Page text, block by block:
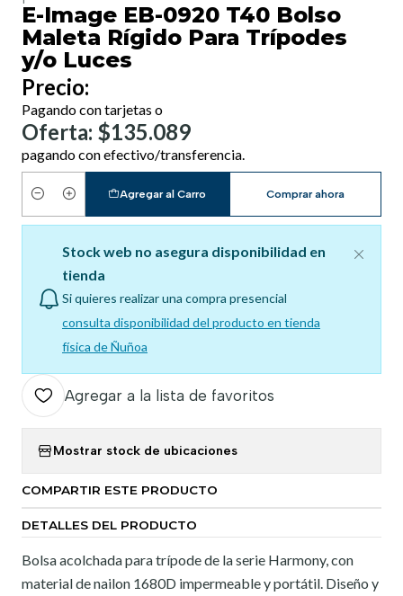
E-Image EB-0920 T40 Bolso
Maleta Rígido Para Trípodes
y/o Luces
Precio:
Pagando con tarjetas o
Oferta: $135.089
pagando con efectivo/transferencia.
Cantidad
Agregar al Carro Comprar ahora
Stock web no asegura disponibilidad en
tienda
Si quieres realizar una compra presencial
consulta disponibilidad del producto en tienda
física de Ñuñoa
Agregar a la lista de favoritos
Mostrar stock de ubicaciones
COMPARTIR ESTE PRODUCTO
DETALLES DEL PRODUCTO
Bolsa acolchada para trípode de la serie Harmony, con
material de nailon 1680D impermeable y portátil. Diseño y